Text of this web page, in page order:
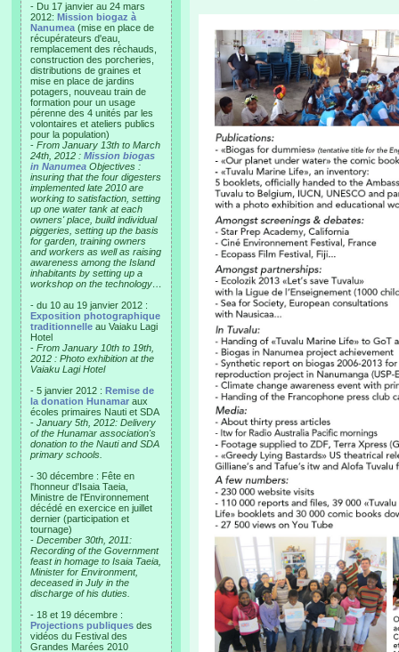
- Du 17 janvier au 24 mars
2012: Mission biogaz à
Nanumea (mise en place de
récupérateurs d'eau,
remplacement des réchauds,
construction des porcheries,
distributions de graines et
mise en place de jardins
potagers, nouveau train de
formation pour un usage
pérenne des 4 unités par les
volontaires et ateliers publics
pour la population)
- From January 13th to March
24th, 2012 : Mission biogas
in Nanumea Objectives :
insuring that the four digesters
implemented late 2010 are
working to satisfaction, setting
up one water tank at each
owners' place, build individual
piggeries, setting up the basis
for garden, training owners
and workers as well as raising
awareness among the Island
inhabitants by setting up a
workshop on the technology…
- du 10 au 19 janvier 2012 :
Exposition photographique
traditionnelle au Vaiaku Lagi
Hotel
- From January 10th to 19th,
2012 : Photo exhibition at the
Vaiaku Lagi Hotel
- 5 janvier 2012 : Remise de
la donation Hunamar aux
écoles primaires Nauti et SDA
- January 5th, 2012: Delivery
of the Hunamar association's
donation to the Nauti and SDA
primary schools.
- 30 décembre : Fête en
l'honneur d'Isaia Taeia,
Ministre de l'Environnement
décédé en exercice en juillet
dernier (participation et
tournage)
- December 30th, 2011:
Recording of the Government
feast in homage to Isaia Taeia,
Minister for Environment,
deceased in July in the
discharge of his duties.
- 18 et 19 décembre :
Projections publiques des
vidéos du Festival des
Grandes Marées 2010